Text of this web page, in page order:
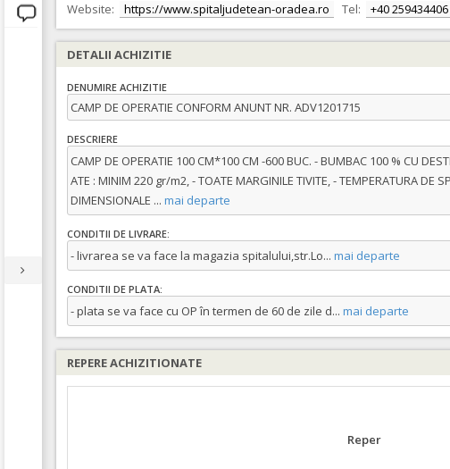
Website:
https://www.spitaljudetean-oradea.ro Tel: +40 259434406
DETALII ACHIZITIE
DENUMIRE ACHIZITIE
CAMP DE OPERATIE CONFORM ANUNT NR. ADV1201715
DESCRIERE
CAMP DE OPERATIE 100 CM*100 CM -600 BUC. - BUMBAC 100 % CU
ATE : MINIM 220 gr/m2, - TOATE MARGINILE TIVITE, - TEMPERATURA DE
DIMENSIONALE ... mai departe
CONDITII DE LIVRARE:
- livrarea se va face la magazia spitalului,str.Lo... mai departe
CONDITII DE PLATA:
- plata se va face cu OP în termen de 60 de zile d... mai departe
REPERE ACHIZITIONATE
Reper